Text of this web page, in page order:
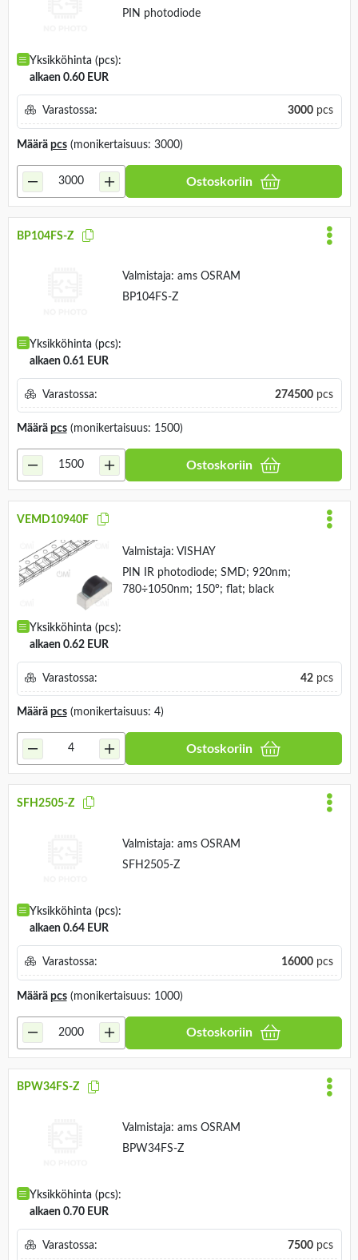
PIN photodiode
Yksikköhinta (pcs):
alkaen 0.60 EUR
Varastossa: 3000pcs
Määrä pcs(monikertaisuus: 3000)
Ostoskoriin
BP104FS-Z
Valmistaja: ams OSRAM
BP104FS-Z
Yksikköhinta (pcs):
alkaen 0.61 EUR
Varastossa: 274500pcs
Määrä pcs(monikertaisuus: 1500)
Ostoskoriin
VEMD10940F
Valmistaja: VISHAY
PIN IR photodiode; SMD; 920nm;
780÷1050nm; 150°; flat; black
Yksikköhinta (pcs):
alkaen 0.62 EUR
Varastossa: 42pcs
Määrä pcs(monikertaisuus: 4)
Ostoskoriin
SFH2505-Z
Valmistaja: ams OSRAM
SFH2505-Z
Yksikköhinta (pcs):
alkaen 0.64 EUR
Varastossa: 16000pcs
Määrä pcs(monikertaisuus: 1000)
Ostoskoriin
BPW34FS-Z
Valmistaja: ams OSRAM
BPW34FS-Z
Yksikköhinta (pcs):
alkaen 0.70 EUR
Varastossa: 7500pcs